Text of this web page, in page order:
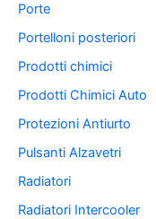
Porte
Portelloni posteriori
Prodotti chimici
Prodotti Chimici Auto
Protezioni Antiurto
Pulsanti Alzavetri
Radiatori
Radiatori Intercooler